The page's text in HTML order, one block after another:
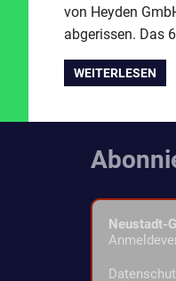
von Heyden
abgerissen. Das
WEITERLESEN
Neustadt-